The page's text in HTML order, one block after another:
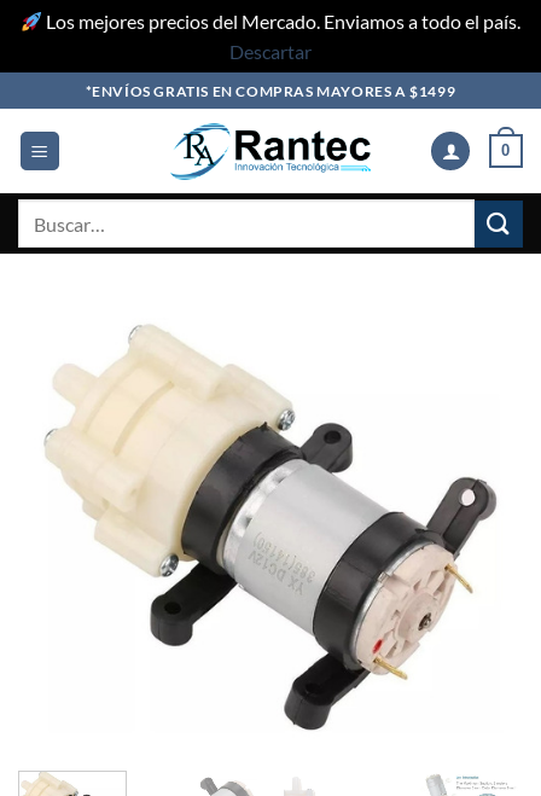
Los mejores precios del Mercado. Enviamos a todo el país.
Descartar
to
content
*ENVÍOS GRATIS EN COMPRAS MAYORES A $1499
0